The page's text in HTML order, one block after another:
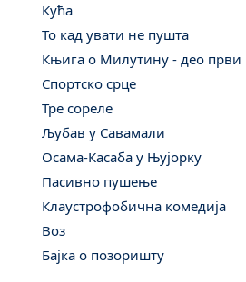
Кућа
То кад увати не пушта
Књига о Милутину - део први
Спортско срце
Тре сореле
Љубав у Савамали
Осама-Касаба у Њујорку
Пасивно пушење
Клаустрофобична комедија
Воз
Бајка о позоришту